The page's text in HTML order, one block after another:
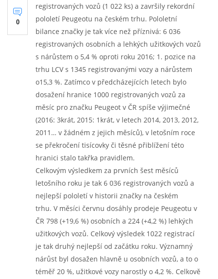
0
registrovaných vozů (1 022 ks) a završily rekordní
pololetí Peugeotu na českém trhu. Pololetní
bilance značky je tak více než příznivá: 6 036
registrovaných osobních a lehkých užitkových vozů
s nárůstem o 5,4 % oproti roku 2016; 1. pozice na
trhu LCV s 1345 registrovanými vozy a nárůstem
o15,3 %. Zatímco v předcházejících letech bylo
dosažení hranice 1000 registrovaných vozů za
měsíc pro značku Peugeot v ČR spíše výjimečné
(2016: 3krát, 2015: 1krát, v letech 2014, 2013, 2012,
2011… v žádném z jejich měsíců), v letošním roce
se překročení tisícovky či těsné přiblížení této
hranici stalo takřka pravidlem.
Celkovým výsledkem za prvních šest měsíců
letošního roku je tak 6 036 registrovaných vozů a
nejlepší pololetí v historii značky na českém
trhu. V měsíci červnu dosáhly prodeje Peugeotu v
ČR 798 (+19,6 %) osobních a 224 (+4,2 %) lehkých
užitkových vozů. Celkový výsledek 1022 registrací
je tak druhý nejlepší od začátku roku. Významný
nárůst byl dosažen hlavně u osobních vozů, a to o
téměř 20 %, užitkové vozy narostly o 4,2 %. Celkově